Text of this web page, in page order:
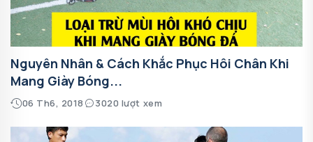
Nguyên Nhân & Cách Khắc Phục Hôi Chân Khi
Mang Giày Bóng...
06 Th6, 2018 3020 lượt xem